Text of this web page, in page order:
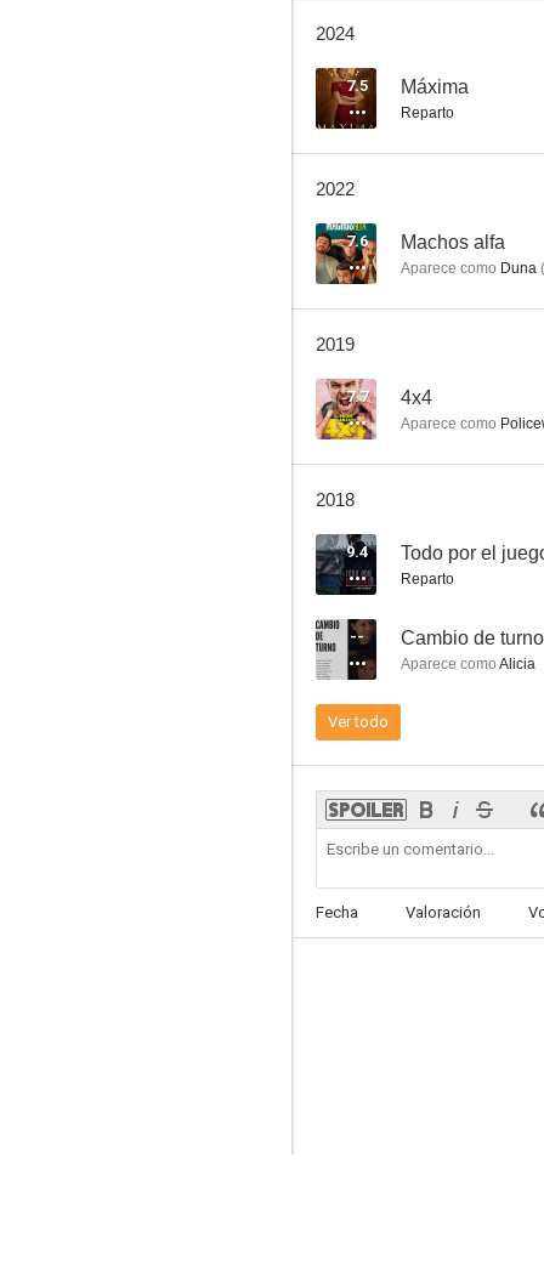
1.5
--
2024
7.5 Máxima
Reparto
2022
7.6 Machos alfa
Aparece como Duna (
2019
7.7 4x4
Aparece como
2018
9.4 Todo por el
Reparto
-- Cambio de turno
Aparece como Alicia
Ver todo
Fecha Valoración